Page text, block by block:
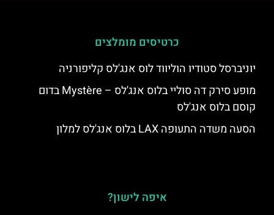
כרטיסים מומלצים
יוניברסל סטודיו הוליווד לוס אנג'לס קליפורניה
מופע סירק דה סוליי בלוס אנג'לס – Mystère בדום
קוסם בלוס אנג'לס
הסעה משדה התעופה LAX בלוס אנג'לס למלון
איפה לישון?